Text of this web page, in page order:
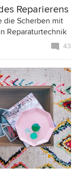
Reparierens
die Scherben mit
Reparaturtechnik
43